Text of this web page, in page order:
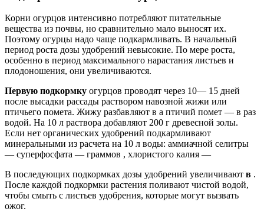
Корни огурцов интенсивно потребляют питательные
вещества из почвы, но сравнительно мало выносят их.
Поэтому огурцы надо чаще подкармливать. В начальный
период роста дозы удобрений невысокие. По мере роста,
особенно в период максимального нарастания листьев и
плодоношения, они увеличиваются.
Первую подкормку огурцов проводят через 10— 15 дней
после высадки рассады раствором навозной жижи или
птичьего помета. Жижу разбавляют в а птичий помет — в раз
водой. На 10 л раствора добавляют 200 г древесной золы.
Если нет органических удобрений подкармливают
минеральными из расчета на 10 л воды: аммиачной селитры
— суперфосфата — граммов , хлористого калия —
В последующих подкормках дозы удобрений увеличивают в .
После каждой подкормки растения поливают чистой водой,
чтобы смыть с листьев удобрения, которые могут вызвать
ожог.